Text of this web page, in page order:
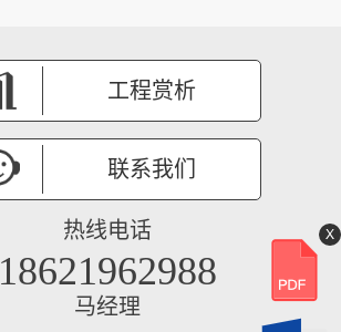
工程赏析
联系我们
热线电话
18621962988
马经理
X